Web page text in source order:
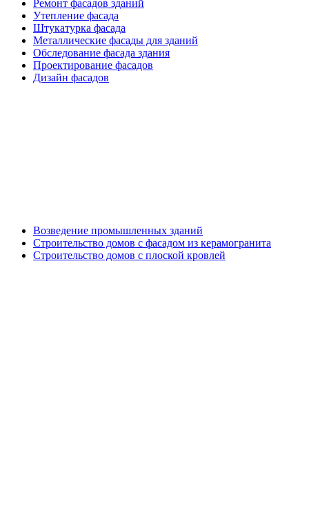
Ремонт фасадов зданий
Утепление фасада
Штукатурка фасада
Металлические фасады для зданий
Обследование фасада здания
Проектирование фасадов
Дизайн фасадов
Возведение промышленных зданий
Строительство домов с фасадом из керамогранита
Строительство домов с плоской кровлей